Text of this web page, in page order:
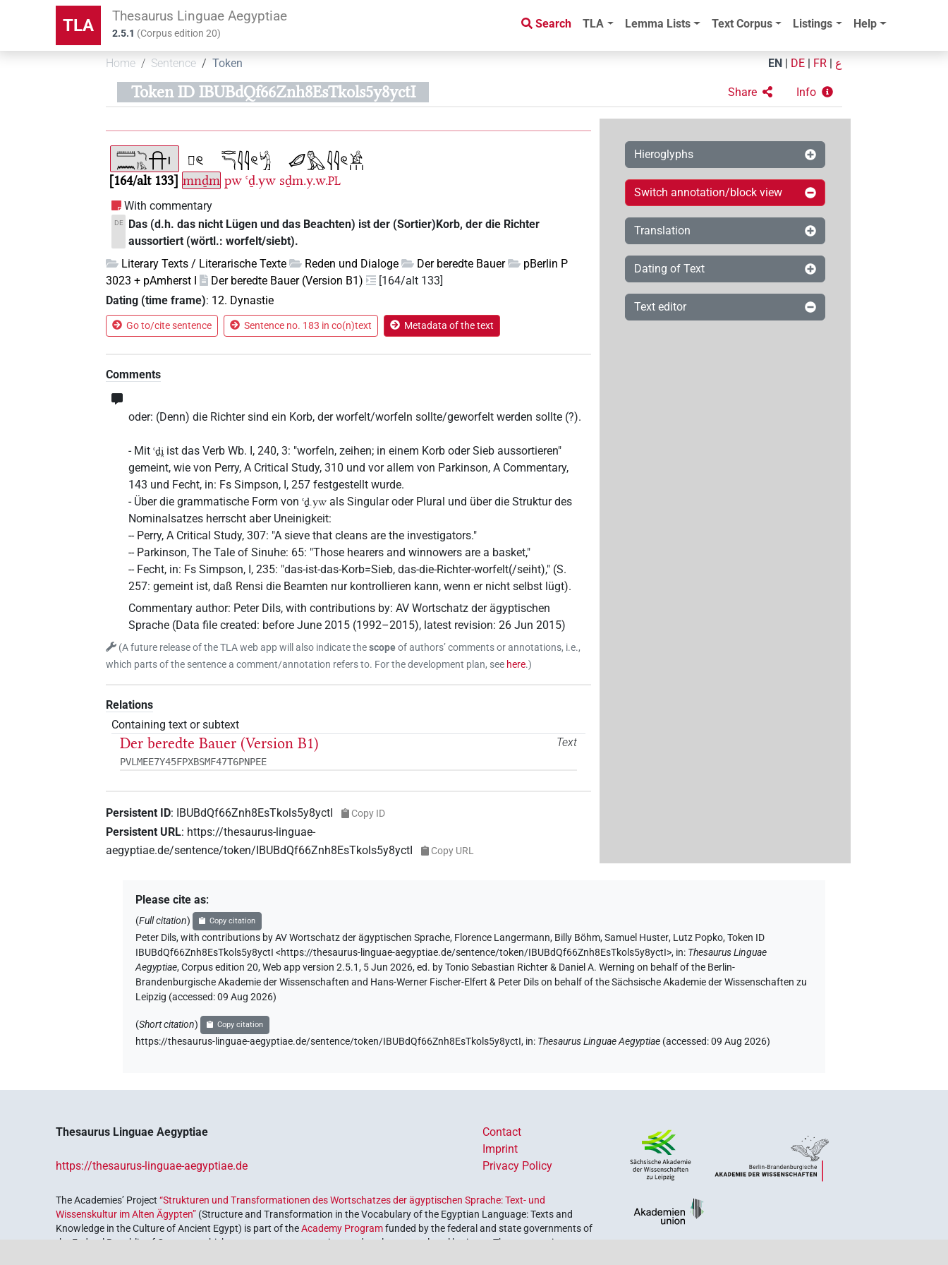
TLA Thesaurus Linguae Aegyptiae
2.5.1 (Corpus edition20)
Search TLA Lemma Lists Text Corpus Listings Help
Home Sentence Token EN DE FR ع
Token ID IBUBdQf66Znh8EsTkols5y8yctI Share Info
164/alt 133 mnḏm pw ꜥḏ.yw sḏm.y.w.PL
With commentary
DE
Das (d.h. das nicht Lügen und das Beachten) ist der (Sortier)Korb, der die Richter
aussortiert (wörtl.: worfelt/siebt).
Literary Texts / Literarische Texte
Reden und Dialoge Der beredte Bauer
pBerlin P
3023 + pAmherst I
Der beredte Bauer (Version B1)
[164/alt 133]
Dating (time frame): 12. Dynastie
Go to/cite sentence Sentence no. 183 in co(n)text Metadata of the text
Comments
oder: (Denn) die Richter sind ein Korb, der worfelt/worfeln sollte/geworfelt werden sollte (?).
- Mitꜥḏi̯ ist das Verb Wb. I, 240, 3: "worfeln, zeihen; in einem Korb oder Sieb aussortieren"
gemeint, wie von Perry, A Critical Study, 310 und vor allem von Parkinson, A Commentary,
143 und Fecht, in: Fs Simpson, I, 257 festgestellt wurde.
- Über die grammatische Form vonꜥḏ.yw als Singular oder Plural und über die Struktur des
Nominalsatzes herrscht aber Uneinigkeit:
-- Perry, A Critical Study, 307: "A sieve that cleans are the investigators."
-- Parkinson, The Tale of Sinuhe: 65: "Those hearers and winnowers are a basket,"
-- Fecht, in: Fs Simpson, I, 235: "das-ist-das-Korb=Sieb, das-die-Richter-worfelt(/seiht)," (S.
257: gemeint ist, daß Rensi die Beamten nur kontrollieren kann, wenn er nicht selbst lügt).
Commentary author: Peter Dils,with contributions by:AV Wortschatz der ägyptischen
Sprache (Data file created: before June 2015 (1992–2015), latest revision:26 Jun 2015)
(A future release of the TLA web app will also indicate thescopeof authors’ comments or annotations, i.e.,
which parts of the sentence a comment/annotation refers to. For the development plan, see here.)
Relations
Containing text or subtext
Text
Der beredte Bauer (Version B1)
PVLMEE7Y45FPXBSMF47T6PNPEE
Persistent ID: IBUBdQf66Znh8EsTkols5y8yctI Copy ID
Persistent URL: https://thesaurus-linguae-
aegyptiae.de/sentence/token/IBUBdQf66Znh8EsTkols5y8yctI
Copy URL
Hieroglyphs
Switch annotation/block view
Translation
Dating of Text
Text editor
Please cite as:
(Full citation) Copy citation
Peter Dils,with contributions by AV Wortschatz der ägyptischen Sprache, Florence Langermann, Billy Böhm,Samuel Huster, Lutz Popko,Token ID
IBUBdQf66Znh8EsTkols5y8yctI <https://thesaurus-linguae-aegyptiae.de/sentence/token/IBUBdQf66Znh8EsTkols5y8yctI>, in: Thesaurus Linguae
Aegyptiae,Corpus edition 20, Web app version 2.5.1, 5 Jun 2026, ed. by Tonio Sebastian Richter & Daniel A. Werning on behalf of the Berlin-
Brandenburgische Akademie der Wissenschaften and Hans-Werner Fischer-Elfert & Peter Dils on behalf of the Sächsische Akademie der Wissenschaften zu
Leipzig (accessed:09 Aug 2026)
(Short citation) Copy citation
https://thesaurus-linguae-aegyptiae.de/sentence/token/IBUBdQf66Znh8EsTkols5y8yctI, in: Thesaurus Linguae Aegyptiae (accessed:09 Aug 2026)
Thesaurus Linguae Aegyptiae
https://thesaurus-linguae-aegyptiae.de
Contact
Imprint
Privacy Policy
The Academies’ Project“Strukturen und Transformationen des Wortschatzes der ägyptischen Sprache: Text- und
Wissenskultur im Alten Ägypten” (Structure and Transformation in the Vocabulary of the Egyptian Language: Texts and
Knowledge in the Culture of Ancient Egypt) is part of theAcademy Programfunded by the federal and state governments of
the Federal Republic of Germany, which serves to preserve, retrieve and explore our cultural heritage. The program is